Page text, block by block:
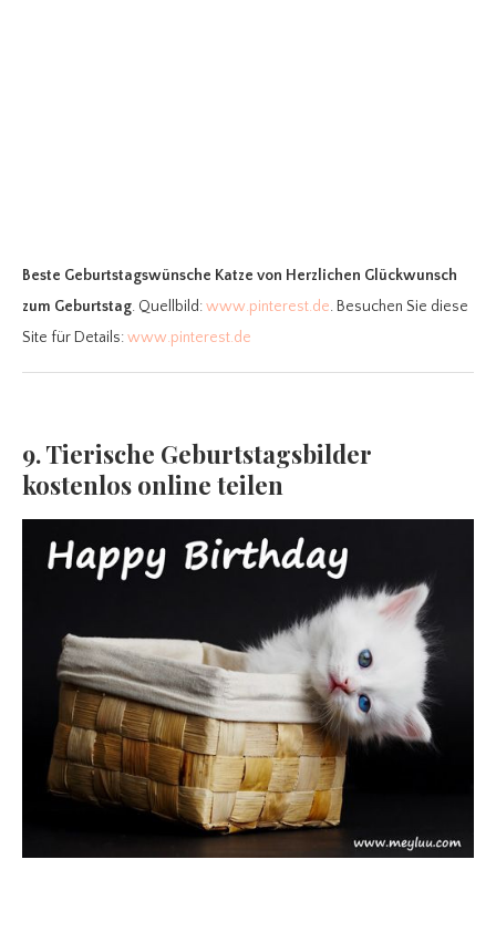
Beste Geburtstagswünsche Katze von Herzlichen Glückwunsch
zum Geburtstag. Quellbild:www.pinterest.de. Besuchen Sie diese
Site für Details:www.pinterest.de
9. Tierische Geburtstagsbilder
kostenlos online teilen